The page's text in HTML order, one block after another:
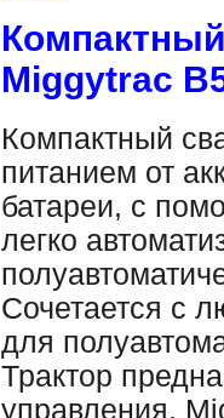
Miggytrac
Компактный
питанием от
батареи, с
легко
Сочетается с
для
Трактор
управления.